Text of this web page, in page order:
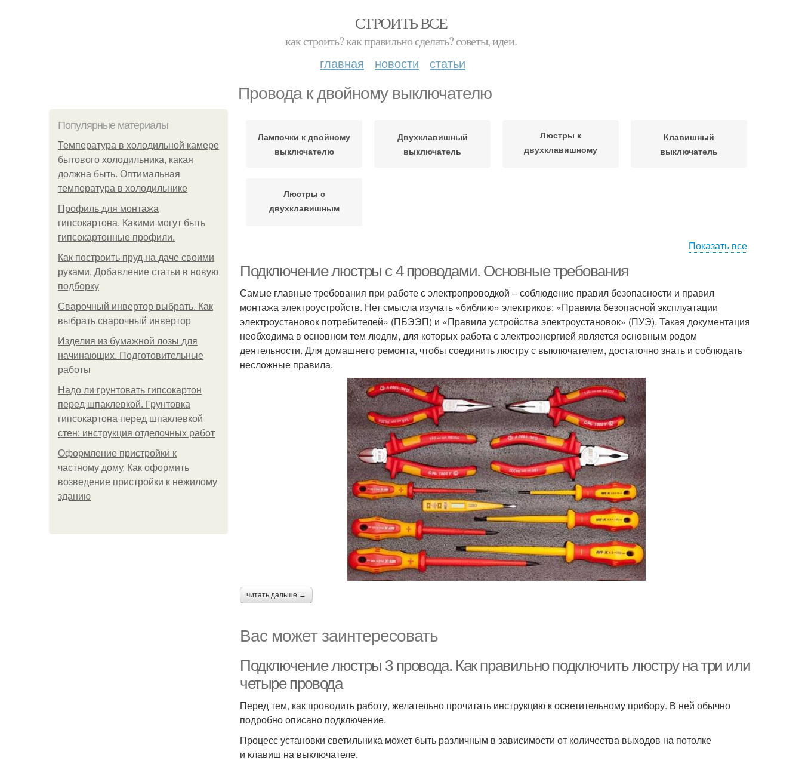
СТРОИТЬ ВСЕ
как строить? как правильно сделать? советы, идеи.
главная новости статьи
Провода к двойному выключателю
Популярные материалы
Температура в холодильной камере
бытового холодильника, какая
должна быть. Оптимальная
температура в холодильнике
Профиль для монтажа
гипсокартона. Какими могут быть
гипсокартонные профили.
Как построить пруд на даче своими
руками. Добавление статьи в новую
подборку
Сварочный инвертор выбрать. Как
выбрать сварочный инвертор
Изделия из бумажной лозы для
начинающих. Подготовительные
работы
Надо ли грунтовать гипсокартон
перед шпаклевкой. Грунтовка
гипсокартона перед шпаклевкой
стен: инструкция отделочных работ
Оформление пристройки к
частному дому. Как оформить
возведение пристройки к нежилому
зданию
Лампочки к двойному
выключателю
Двухклавишный
выключатель
Люстры к
двухклавишному
Клавишный
выключатель
Люстры с
двухклавишным
Показать все
Подключение люстры с 4 проводами. Основные требования
Самые главные требования при работе с электропроводкой – соблюдение правил безопасности и правил
монтажа электроустройств. Нет смысла изучать «библию» электриков: «Правила безопасной эксплуатации
электроустановок потребителей» (ПБЭЭП) и «Правила устройства электроустановок» (ПУЭ). Такая документация
необходима в основном тем людям, для которых работа с электроэнергией является основным родом
деятельности. Для домашнего ремонта, чтобы соединить люстру с выключателем, достаточно знать и соблюдать
несложные правила.
читать дальше →
Вас может заинтересовать
Подключение люстры 3 провода. Как правильно подключить люстру на три или
четыре провода
Перед тем, как проводить работу, желательно прочитать инструкцию к осветительному прибору. В ней обычно
подробно описано подключение.
Процесс установки светильника может быть различным в зависимости от количества выходов на потолке
и клавиш на выключателе.